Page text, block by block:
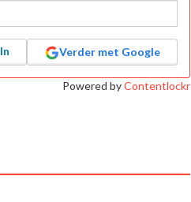
Verder met Google
Powered byContentlockr